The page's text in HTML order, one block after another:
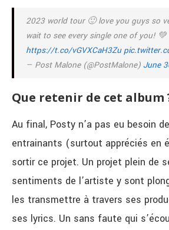
2023 world tour 🙂 love you guys so
wait to see every single one of you! 💚
https://t.co/vGVXCaH3Zu
— Post Malone (@PostMalone) June
Que retenir de cet album
Au final, Posty n’a pas eu besoin
entrainants (surtout appréciés en
sortir ce projet. Un projet plein de
sentiments de l’artiste y sont
les transmettre à travers ses
ses lyrics. Un sans faute qui